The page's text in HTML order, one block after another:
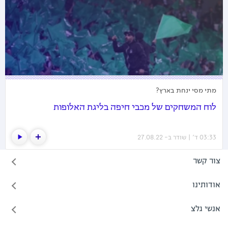
מתי מסי ינחת בארץ?
לוח המשחקים של מכבי חיפה בליגת האלופות
03:33 ד׳ | שודר ב- 27.08.22
צור קשר
אודותינו
אנשי גלצ